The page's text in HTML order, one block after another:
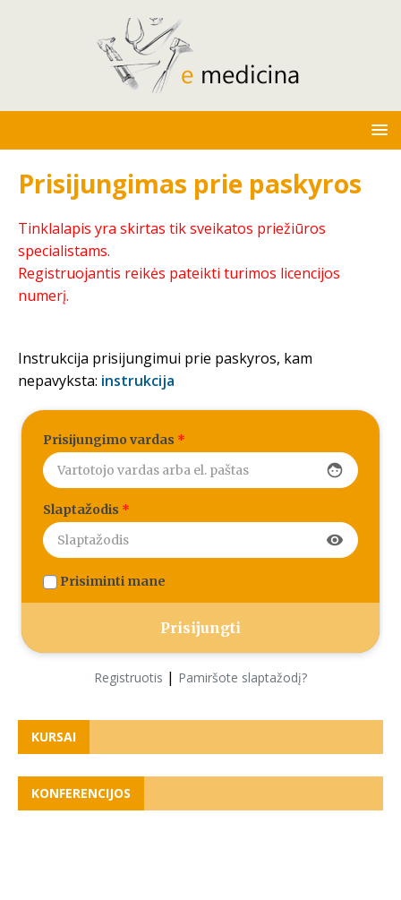
Prisijungimas prie paskyros
Tinklalapis yra skirtas tik sveikatos priežiūros
specialistams.
Registruojantis reikės pateikti turimos licencijos
numerį.
Instrukcija prisijungimui prie paskyros, kam
nepavyksta: instrukcija
Prisijungimo vardas *
face
Slaptažodis *
visibility
Prisiminti mane
Registruotis | Pamiršote slaptažodį?
KURSAI
KONFERENCIJOS